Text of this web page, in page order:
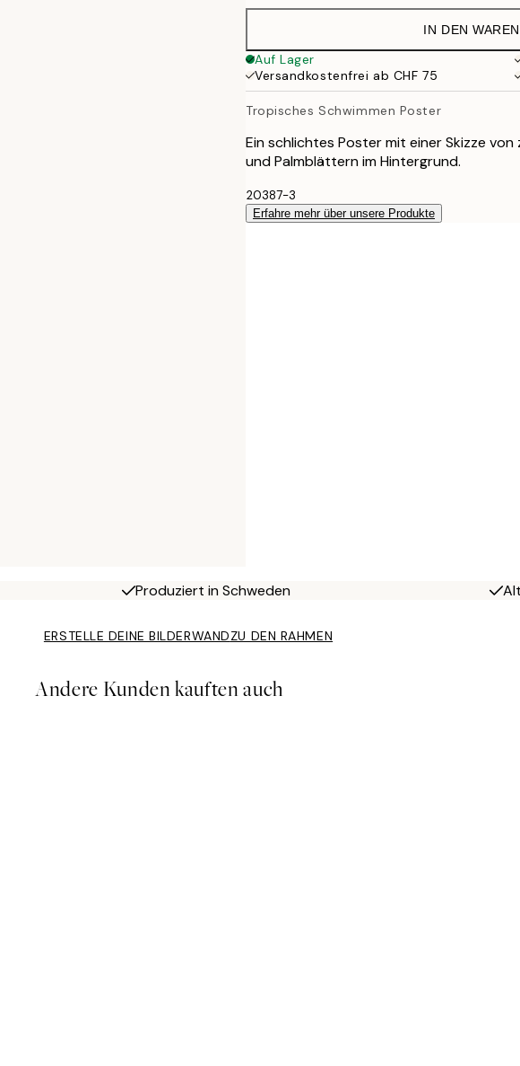
40x50 cm
100x150 cm
IN DEN
Auf Lager
Versandkostenfrei ab CHF 75
Tropisches Schwimmen Poster
Ein schlichtes Poster mit einer Skizze
und Palmblättern im Hintergrund.
20387-3
Erfahre mehr über unsere Produkte
Produziert in Schweden
ERSTELLE DEINE BILDERWANDZU DEN RAHMEN
Andere Kunden kauften auch